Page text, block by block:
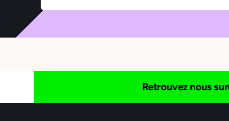
Retrouvez nous sur